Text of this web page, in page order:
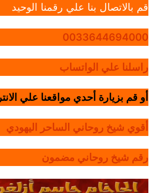
قم بالاتصال بنا علي رقمنا الوحيد
0033644694000
راسلنا علي الواتساب
أو قم بزيارة أحدي مواقعنا علي
أقوي شيخ روحاني الساحر اليهودي
رقم شيخ روحاني مضمون